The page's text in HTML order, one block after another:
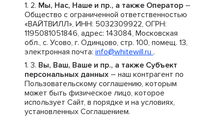
Мы, Нас, Наше и пр., а также Оператор –
Общество с ограниченной ответственностью
«ВАЙТВИЛЛ», ИНН: 5032309922, ОГРН:
1195081051846, адрес: 143084, Московская
обл., с. Усово, г. Одинцово, стр. 100, помещ. 13,
электронная почта: info@whitewill.ru .
Вы, Ваш, Ваше и пр., а также Субъект
персональных данных – наш контрагент по
Пользовательскому соглашению, которым
может быть физическое лицо, которое
использует Сайт, в порядке и на условиях,
установленных Соглашением.